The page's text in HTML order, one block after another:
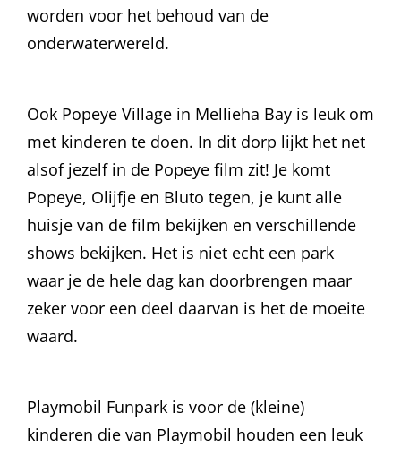
worden voor het behoud van de
onderwaterwereld.
Ook Popeye Village in Mellieha Bay is leuk om
met kinderen te doen. In dit dorp lijkt het net
alsof jezelf in de Popeye film zit! Je komt
Popeye, Olijfje en Bluto tegen, je kunt alle
huisje van de film bekijken en verschillende
shows bekijken. Het is niet echt een park
waar je de hele dag kan doorbrengen maar
zeker voor een deel daarvan is het de moeite
waard.
Playmobil Funpark is voor de (kleine)
kinderen die van Playmobil houden een leuk